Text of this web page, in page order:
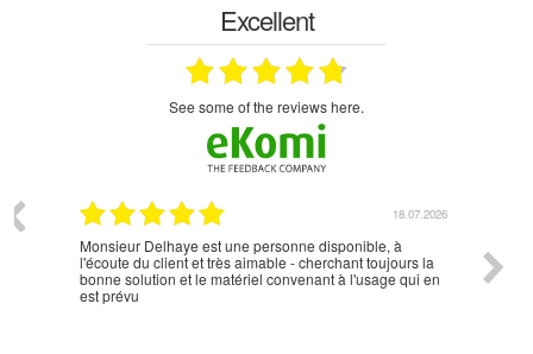
Excellent
see some of the reviews here.
18.07.2026
Monsieur Delhaye est une personne disponible, à
l'écoute du client et très aimable - cherchant toujours la
bonne solution et le matériel convenant à l'usage qui en
est prévu